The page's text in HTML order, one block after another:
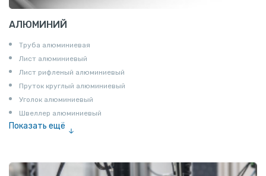
АЛЮМИНИЙ
Труба алюминиевая
Лист алюминиевый
Лист рифленый алюминиевый
Пруток круглый алюминиевый
Уголок алюминиевый
Швеллер алюминиевый
Показать ещё
Шина электротехническая